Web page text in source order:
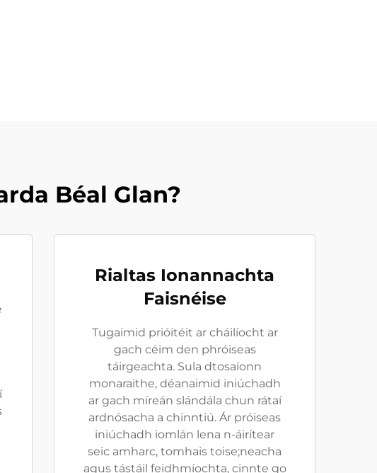
Béal Glan?
Rialtas Ionannachta
Faisnéise
Tugaimid prióitéit ar cháilíocht ar
gach céim den phróiseas
táirgeachta. Sula dtosaíonn
monaraithe, déanaimid iniúchadh
ar gach míreán slándála chun rátaí
ardnósacha a chinntiú. Ár próiseas
iniúchadh iomlán lena n-áirítear
seic amharc, tomhais toise;neacha
agus tástáil feidhmíochta, cinnte go